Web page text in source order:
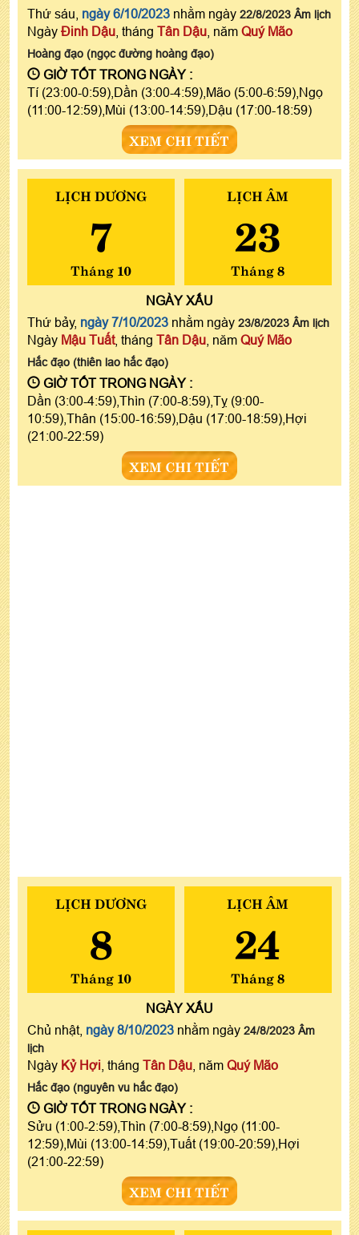
Thứ sáu, ngày 6/10/2023 nhằm ngày 22/8/2023 Âm lịch
Ngày Đinh Dậu , tháng Tân Dậu , năm Quý Mão
Hoàng đạo (ngọc đường hoàng đạo)
GIỜ TỐT TRONG NGÀY :
Tí (23:00-0:59),Dần (3:00-4:59),Mão (5:00-6:59),Ngọ
(11:00-12:59),Mùi (13:00-14:59),Dậu (17:00-18:59)
XEM CHI TIẾT
LỊCH DƯƠNG
7
Tháng 10
LỊCH ÂM
23
Tháng 8
NGÀYXẤU
Thứ bảy, ngày 7/10/2023 nhằm ngày 23/8/2023 Âm lịch
Ngày Mậu Tuất, tháng Tân Dậu , năm Quý Mão
Hắc đạo (thiên lao hắc đạo)
GIỜ TỐT TRONG NGÀY :
Dần (3:00-4:59),Thìn (7:00-8:59),Tỵ (9:00-
10:59),Thân (15:00-16:59),Dậu (17:00-18:59),Hợi
(21:00-22:59)
XEM CHI TIẾT
LỊCH DƯƠNG
8
Tháng 10
LỊCH ÂM
24
Tháng 8
NGÀYXẤU
Chủ nhật, ngày 8/10/2023 nhằm ngày 24/8/2023 Âm
lịch
Ngày Kỷ Hợi , tháng Tân Dậu , năm Quý Mão
Hắc đạo (nguyên vu hắc đạo)
GIỜ TỐT TRONG NGÀY :
Sửu (1:00-2:59),Thìn (7:00-8:59),Ngọ (11:00-
12:59),Mùi (13:00-14:59),Tuất (19:00-20:59),Hợi
(21:00-22:59)
XEM CHI TIẾT